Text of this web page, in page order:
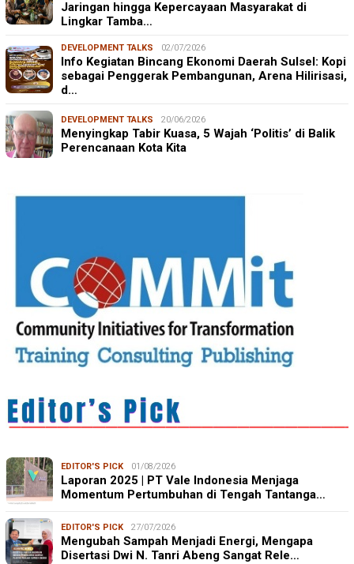
Jaringan hingga Kepercayaan Masyarakat di
Lingkar Tamba…
DEVELOPMENT TALKS 02/07/2026
Info Kegiatan Bincang Ekonomi Daerah Sulsel: Kopi
sebagai Penggerak Pembangunan, Arena Hilirisasi,
d…
DEVELOPMENT TALKS 20/06/2026
Menyingkap Tabir Kuasa, 5 Wajah ‘Politis’ di Balik
Perencanaan Kota Kita
EDITOR'S PICK 01/08/2026
Laporan 2025 | PT Vale Indonesia Menjaga
Momentum Pertumbuhan di Tengah Tantanga…
EDITOR'S PICK 27/07/2026
Mengubah Sampah Menjadi Energi, Mengapa
Disertasi Dwi N. Tanri Abeng Sangat Rele…